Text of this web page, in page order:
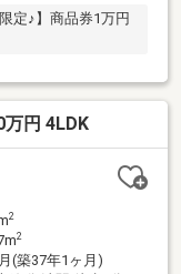
定♪】商品券1万円
円 4LDK
2
2
(築37年1ヶ月)